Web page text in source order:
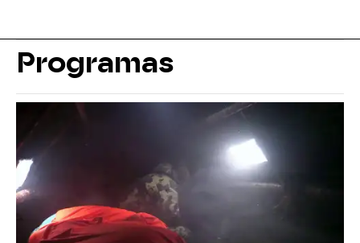
Programas